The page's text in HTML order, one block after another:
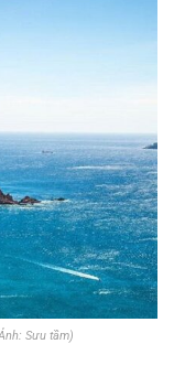
Sưu tầm)